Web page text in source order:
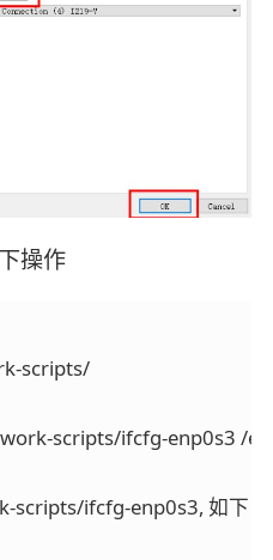
操作
scripts/
scripts/ifcfg-enp0s3 /
scripts/ifcfg-enp0s3, 如下